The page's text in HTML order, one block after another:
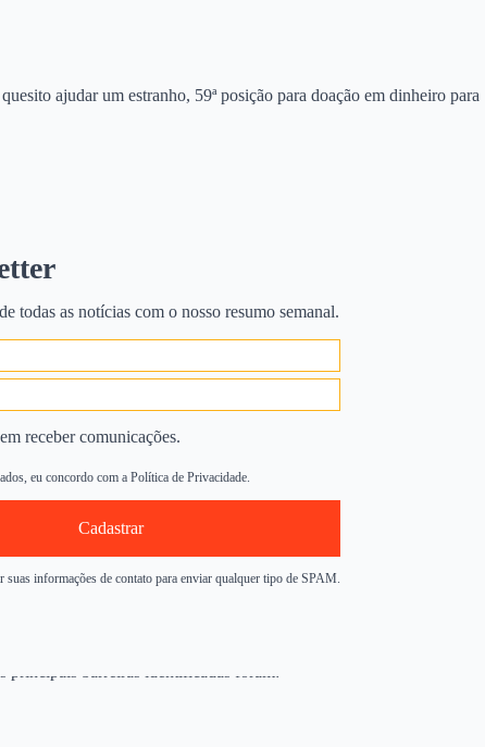
ajudar um estranho, 59ª posição para doação em dinheiro para
não desenvolveu uma
de solidariedade?
afinal, sempre criamos o entendimento de que o povo brasileiro é
possui um enorme potencial para a solidariedade. Porém, nossa
e sociais.
políticos poderiam impactar tanto na criação de uma consciência
nós criamos e aprovamos leis e investimentos pouco eficazes e
errados em infraestrutura, saúde pública, segurança e
com diversos problemas que contribuem para uma cultura de
de se engajar mais em causas sociais
anseia. Entretanto, ao serem perguntados sobre por que eles não se
barreiras identificadas foram:
todas as notícias com o nosso resumo semanal.
receber comunicações.
eu concordo com a Política de Privacidade.
Cadastrar
suas informações de contato para enviar qualquer tipo de SPAM.